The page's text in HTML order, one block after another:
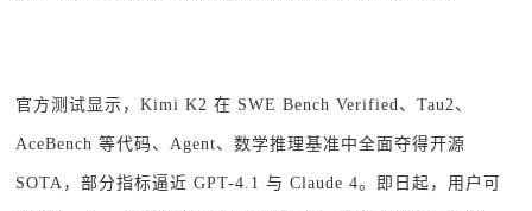
官方测试显示，Kimi K2 在 SWE Bench Verified、Tau2、
AceBench 等代码、Agent、数学推理基准中全面夺得开源
SOTA，部分指标逼近 GPT-4.1 与 Claude 4。即日起，用户可